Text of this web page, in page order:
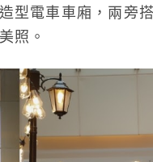
型電車車廂，兩旁
照。